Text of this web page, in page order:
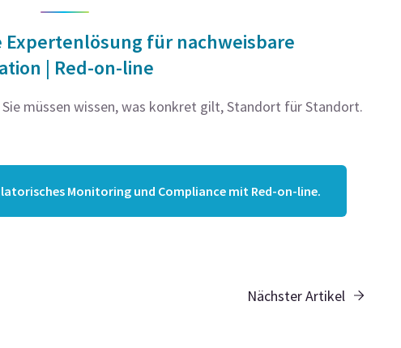
Expertenlösung für nachweisbare
| Red-on-line
müssen wissen, was konkret gilt, Standort für Standort.
Monitoring und Compliance mit Red-on-line.
Nächster Artikel